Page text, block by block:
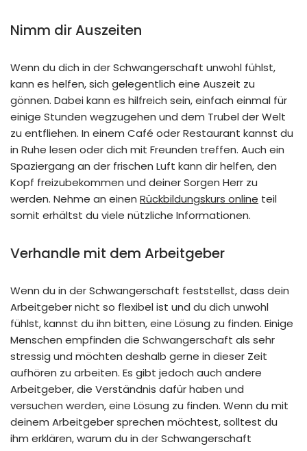
Nimm dir Auszeiten
Wenn du dich in der Schwangerschaft unwohl fühlst,
kann es helfen, sich gelegentlich eine Auszeit zu
gönnen. Dabei kann es hilfreich sein, einfach einmal für
einige Stunden wegzugehen und dem Trubel der Welt
zu entfliehen. In einem Café oder Restaurant kannst du
in Ruhe lesen oder dich mit Freunden treffen. Auch ein
Spaziergang an der frischen Luft kann dir helfen, den
Kopf freizubekommen und deiner Sorgen Herr zu
werden. Nehme an einen Rückbildungskurs online teil
somit erhältst du viele nützliche Informationen.
Verhandle mit dem Arbeitgeber
Wenn du in der Schwangerschaft feststellst, dass dein
Arbeitgeber nicht so flexibel ist und du dich unwohl
fühlst, kannst du ihn bitten, eine Lösung zu finden. Einige
Menschen empfinden die Schwangerschaft als sehr
stressig und möchten deshalb gerne in dieser Zeit
aufhören zu arbeiten. Es gibt jedoch auch andere
Arbeitgeber, die Verständnis dafür haben und
versuchen werden, eine Lösung zu finden. Wenn du mit
deinem Arbeitgeber sprechen möchtest, solltest du
ihm erklären, warum du in der Schwangerschaft